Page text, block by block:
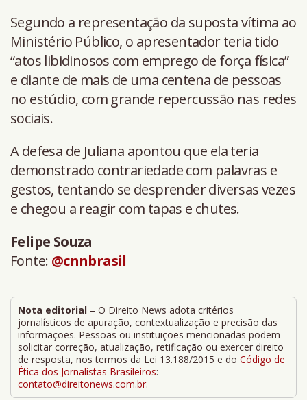
Segundo a representação da suposta vítima ao
Ministério Público, o apresentador teria tido
“atos libidinosos com emprego de força física”
e diante de mais de uma centena de pessoas
no estúdio, com grande repercussão nas redes
sociais.
A defesa de Juliana apontou que ela teria
demonstrado contrariedade com palavras e
gestos, tentando se desprender diversas vezes
e chegou a reagir com tapas e chutes.
Felipe Souza
Fonte: @cnnbrasil
Nota editorial – O Direito News adota critérios
jornalísticos de apuração, contextualização e precisão das
informações. Pessoas ou instituições mencionadas podem
solicitar correção, atualização, retificação ou exercer direito
de resposta, nos termos da Lei 13.188/2015 e do Código de
Ética dos Jornalistas Brasileiros:
contato@direitonews.com.br.